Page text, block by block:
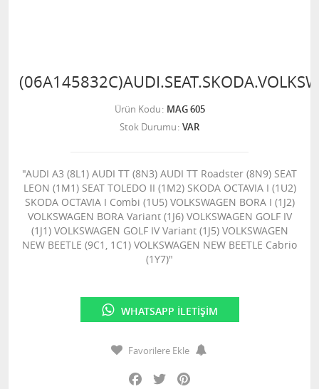
Ürün Kodu MAG 605
Stok Durumu VAR
"AUDI A3 (8L1) AUDI TT (8N3) AUDI TT Roadster (8N9) SEAT
LEON (1M1) SEAT TOLEDO II (1M2) SKODA OCTAVIA I (1U2)
SKODA OCTAVIA I Combi (1U5) VOLKSWAGEN BORA I (1J2)
VOLKSWAGEN BORA Variant (1J6) VOLKSWAGEN GOLF IV
(1J1) VOLKSWAGEN GOLF IV Variant (1J5) VOLKSWAGEN
NEW BEETLE (9C1, 1C1) VOLKSWAGEN NEW BEETLE Cabrio
(1Y7)"
WHATSAPP İLETIŞIM
Favorilere Ekle
Facebook
Twitter